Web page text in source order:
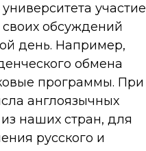
участие
обсуждений
день. Например,
обмена
программы. При
англоязычных
наших стран, для
русского и